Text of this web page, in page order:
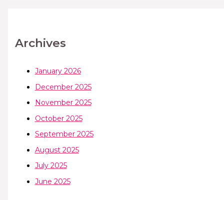
Archives
January 2026
December 2025
November 2025
October 2025
September 2025
August 2025
July 2025
June 2025